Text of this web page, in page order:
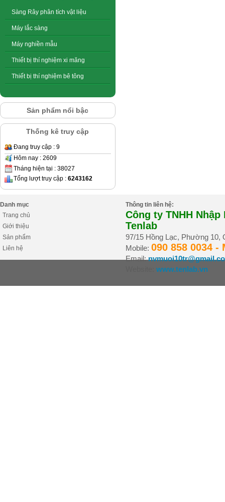
Sàng Rây phân tích vật liệu
Máy lắc sàng
Máy nghiền mẫu
Thiết bị thí nghiệm xi măng
Thiết bị thí nghiệm bê tông
Sản phẩm nổi bậc
Thống kê truy cập
Đang truy cập : 9
Hôm nay : 2609
Tháng hiện tại : 38027
Tổng lượt truy cập : 6243162
Danh mục
Trang chủ
Giới thiệu
Sản phẩm
Liên hệ
Thông tin liên hệ:
Công ty TNHH
Tenlab
97/15 Hồng Lạc, Phường 10,
Mobile: 090 858 0034 -
Email:
www.tenlab.vn